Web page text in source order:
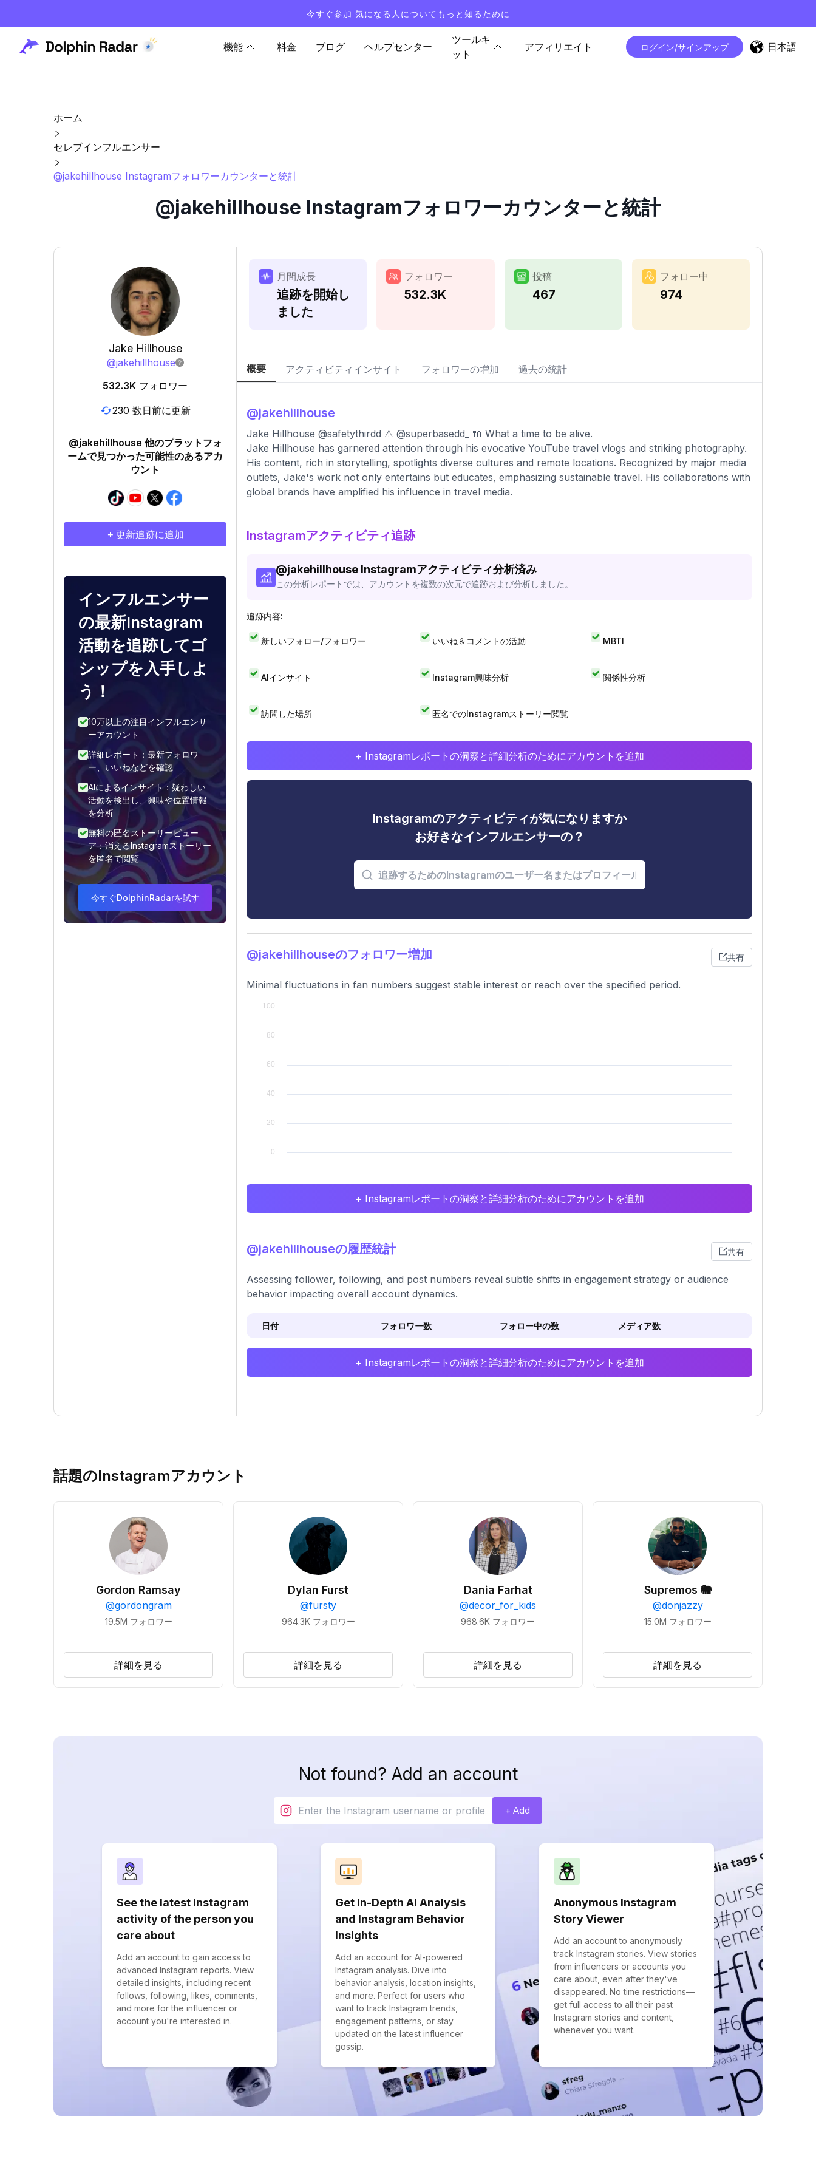
今すぐ参加 気になる人についてもっと知るために
機能 料金 ブログ ヘルプセンター
ツールキ
ット
アフィリエイト ログイン/サインアップ 日本語
ホーム
セレブインフルエンサー
@jakehillhouse Instagramフォロワーカウンターと統計
@jakehillhouse Instagramフォロワーカウンターと統計
Jake Hillhouse
@jakehillhouse
532.3K フォロワー
230 数日前に更新
@jakehillhouse 他のプラットフォ
ームで見つかった可能性のあるアカ
ウント
+ 更新追跡に追加
インフルエンサー
の最新Instagram
活動を追跡してゴ
シップを入手しよ
う！
10万以上の注目インフルエンサ
ーアカウント
詳細レポート：最新フォロワ
ー、いいねなどを確認
AIによるインサイト：疑わしい
活動を検出し、興味や位置情報
を分析
無料の匿名ストーリービュー
ア：消えるInstagramストーリー
を匿名で閲覧
今すぐDolphinRadarを試す
月間成長
追跡を開始し
ました
フォロワー
532.3K
投稿
467
フォロー中
974
概要 アクティビティインサイト フォロワーの増加 過去の統計
@jakehillhouse
Jake Hillhouse @safetythirdd ⚠️ @superbasedd_ 🔌 What a time to be alive.
Jake Hillhouse has garnered attention through his evocative YouTube travel vlogs and striking photography.
His content, rich in storytelling, spotlights diverse cultures and remote locations. Recognized by major media
outlets, Jake's work not only entertains but educates, emphasizing sustainable travel. His collaborations with
global brands have amplified his influence in travel media.
Instagramアクティビティ追跡
@jakehillhouse Instagramアクティビティ分析済み
この分析レポートでは、アカウントを複数の次元で追跡および分析しました。
追跡内容:
新しいフォロー/フォロワー いいね＆コメントの活動 MBTI
AIインサイト Instagram興味分析 関係性分析
訪問した場所 匿名でのInstagramストーリー閲覧
+ Instagramレポートの洞察と詳細分析のためにアカウントを追加
Instagramのアクティビティが気になりますか
お好きなインフルエンサーの？
@jakehillhouseのフォロワー増加 共有
Minimal fluctuations in fan numbers suggest stable interest or reach over the specified period.
+ Instagramレポートの洞察と詳細分析のためにアカウントを追加
@jakehillhouseの履歴統計 共有
Assessing follower, following, and post numbers reveal subtle shifts in engagement strategy or audience
behavior impacting overall account dynamics.
日付 フォロワー数 フォロー中の数 メディア数
+ Instagramレポートの洞察と詳細分析のためにアカウントを追加
話題のInstagramアカウント
Gordon Ramsay
@gordongram
19.5M フォロワー
詳細を見る
Dylan Furst
@fursty
964.3K フォロワー
詳細を見る
Dania Farhat
@decor_for_kids
968.6K フォロワー
詳細を見る
Supremos 🐘
@donjazzy
15.0M フォロワー
詳細を見る
Not found? Add an account
+ Add
See the latest Instagram
activity of the person you
care about
Add an account to gain access to
advanced Instagram reports. View
detailed insights, including recent
follows, following, likes, comments,
and more for the influencer or
account you're interested in.
Get In-Depth AI Analysis
and Instagram Behavior
Insights
Add an account for AI-powered
Instagram analysis. Dive into
behavior analysis, location insights,
and more. Perfect for users who
want to track Instagram trends,
engagement patterns, or stay
updated on the latest influencer
gossip.
Anonymous Instagram
Story Viewer
Add an account to anonymously
track Instagram stories. View stories
from influencers or accounts you
care about, even after they've
disappeared. No time restrictions—
get full access to all their past
Instagram stories and content,
whenever you want.